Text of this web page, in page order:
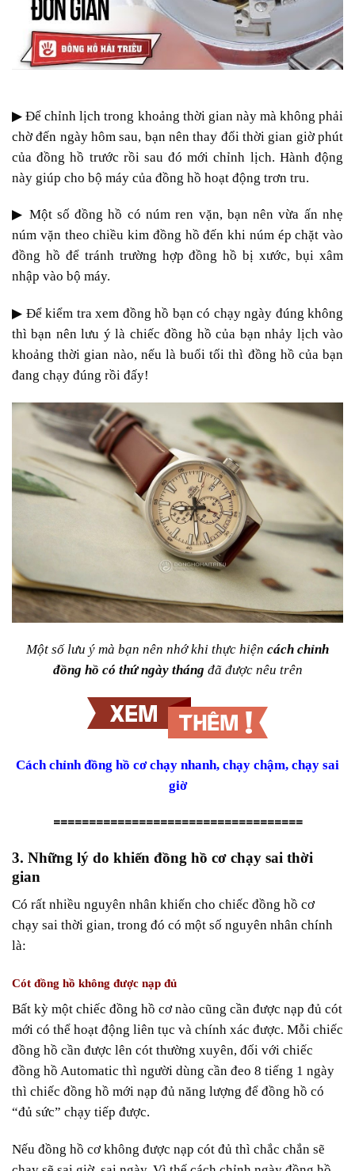
▶Để chỉnh lịch trong khoảng thời gian này mà không phải
chờ đến ngày hôm sau, bạn nên thay đổi thời gian giờ phút
của đồng hồ trước rồi sau đó mới chỉnh lịch. Hành động
này giúp cho bộ máy của đồng hồ hoạt động trơn tru.
▶ Một số đồng hồ có núm ren vặn, bạn nên vừa ấn nhẹ
núm vặn theo chiều kim đồng hồ đến khi núm ép chặt vào
đồng hồ để tránh trường hợp đồng hồ bị xước, bụi xâm
nhập vào bộ máy.
▶ Để kiểm tra xem đồng hồ bạn có chạy ngày đúng không
thì bạn nên lưu ý là chiếc đồng hồ của bạn nhảy lịch vào
khoảng thời gian nào, nếu là buổi tối thì đồng hồ của bạn
đang chạy đúng rồi đấy!
Một số lưu ý mà bạn nên nhớ khi thực hiện cách chỉnh
đồng hồ có thứ ngày tháng đã được nêu trên
Cách chỉnh đồng hồ cơ chạy nhanh, chạy chậm, chạy sai
giờ
===================================
3. Những lý do khiến đồng hồ cơ chạy sai thời
gian
Có rất nhiều nguyên nhân khiến cho chiếc đồng hồ cơ
chạy sai thời gian, trong đó có một số nguyên nhân chính
là:
Cót đồng hồ không được nạp đủ
Bất kỳ một chiếc đồng hồ cơ nào cũng cần được nạp đủ cót
mới có thể hoạt động liên tục và chính xác được. Mỗi chiếc
đồng hồ cần được lên cót thường xuyên, đối với chiếc
đồng hồ Automatic thì người dùng cần đeo 8 tiếng 1 ngày
thì chiếc đồng hồ mới nạp đủ năng lượng để đồng hồ có
“đủ sức” chạy tiếp được.
Nếu đồng hồ cơ không được nạp cót đủ thì chắc chắn sẽ